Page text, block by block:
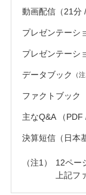
動画配信（21分
プレゼンテーシ
プレゼンテーシ
データブック （注
ファクトブック
主なQ&A （
決算短信（日本
12ペー
上記フ